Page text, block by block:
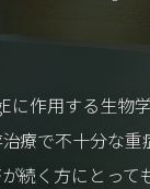
に作用する生物
療で不十分な
続く方にとって